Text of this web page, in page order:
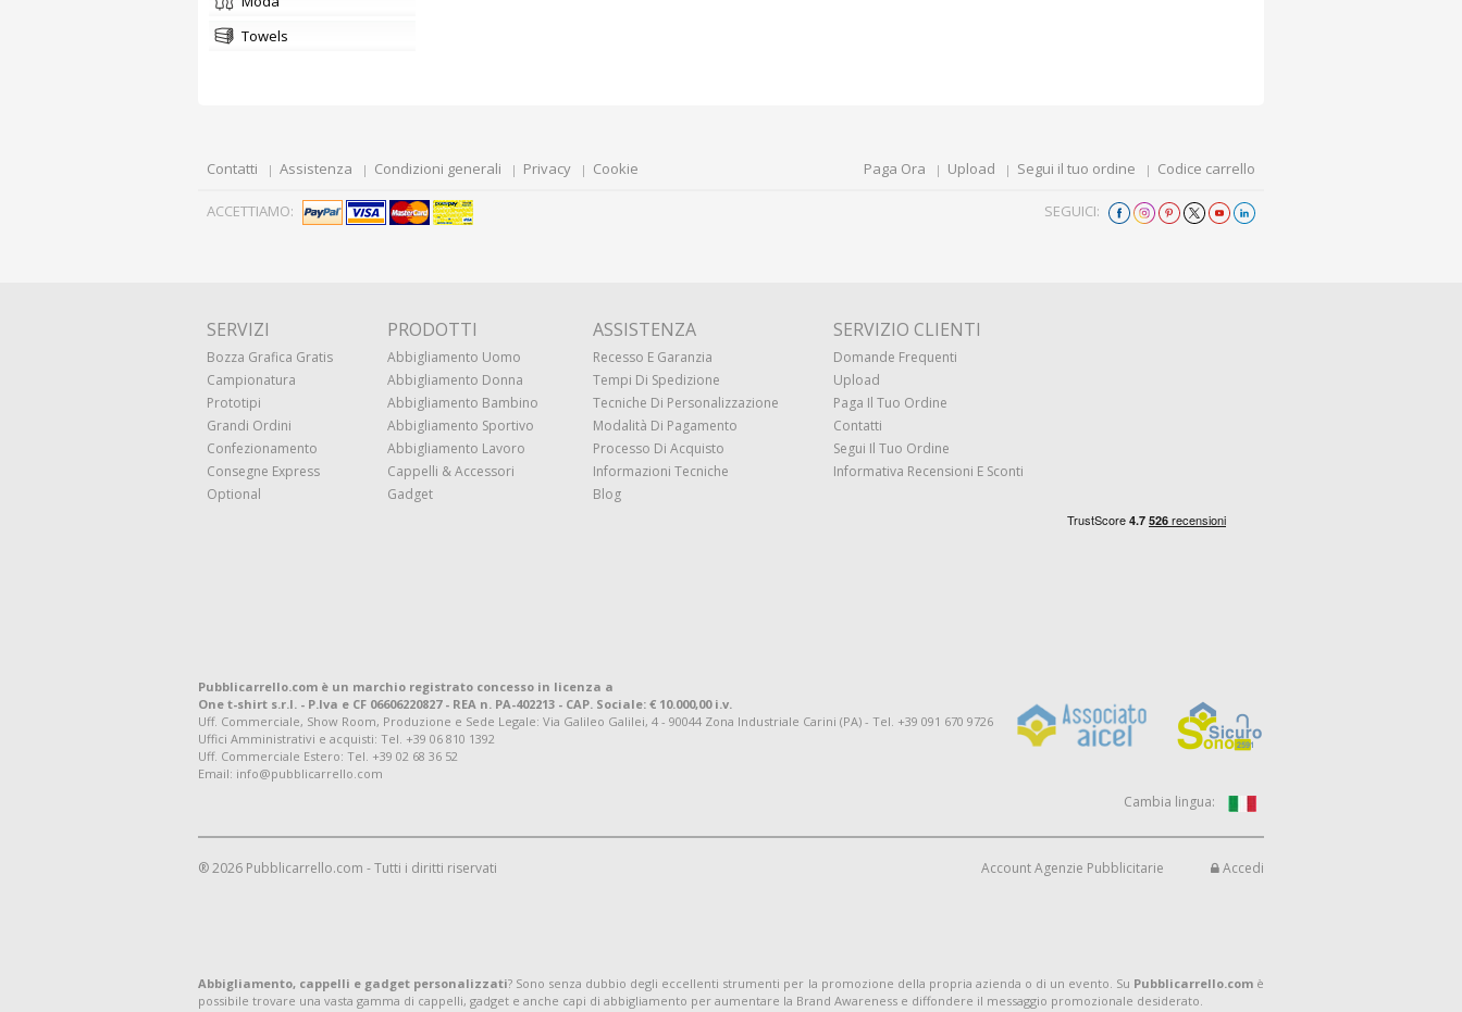
towels
Contatti Assistenza Condizioni generali Privacy Cookie Paga Ora Upload Segui il tuo ordine Codice carrello
ACCETTIAMO: SEGUICI:
SERVIZI
Bozza Grafica Gratis
Campionatura
Prototipi
Grandi Ordini
Confezionamento
Consegne Express
Optional
PRODOTTI
Abbigliamento Uomo
Abbigliamento Donna
Abbigliamento Bambino
Abbigliamento Sportivo
Abbigliamento Lavoro
Cappelli & Accessori
Gadget
ASSISTENZA
Recesso E Garanzia
Tempi Di Spedizione
Tecniche Di Personalizzazione
Modalità Di Pagamento
Processo Di Acquisto
Informazioni Tecniche
Blog
SERVIZIO CLIENTI
Domande Frequenti
Upload
Paga Il Tuo Ordine
Contatti
Segui Il Tuo Ordine
Informativa Recensioni E Sconti
Pubblicarrello.com è un marchio registrato concesso in licenza a
One t-shirt s.r.l. - P.Iva e CF 06606220827 - REA n. PA-402213 - CAP. Sociale: € 10.000,00 i.v.
Uff. Commerciale, Show Room, Produzione e Sede Legale: Via Galileo Galilei, 4 - 90044 Zona Industriale Carini (PA) - Tel. +39 091 670 9726
Uffici Amministrativi e acquisti: Tel. +39 06 810 1392
Uff. Commerciale Estero: Tel. +39 02 68 36 52
Email: info@pubblicarrello.com
Cambia lingua:
® 2026 Pubblicarrello.com - Tutti i diritti riservati Account Agenzie Pubblicitarie Accedi
Abbigliamento, cappelli e gadget personalizzati? Sono senza dubbio degli eccellenti strumenti per la promozione della propria azienda o di un evento. Su Pubblicarrello.comè
possibile trovare una vasta gamma di cappelli, gadget e anche capi di abbigliamento per aumentare la Brand Awareness e diffondere il messaggio promozionale desiderato.